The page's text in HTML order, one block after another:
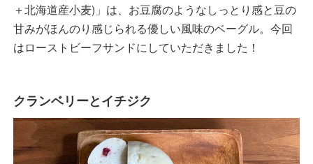
＋北海道産小麦)」は、お豆腐のようなしっとり感と豆の
甘みがほんのり感じられる優しい風味のベーグル。今回
はローストビーフサンドにしていただきました！
クランベリーとイチジク